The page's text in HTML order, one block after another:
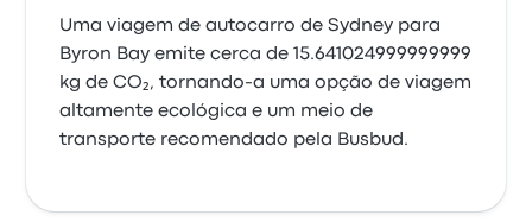
Uma viagem de autocarro de Sydney para
Byron Bay emite cerca de 15.641024999999999
kg de CO₂, tornando-a uma opção de viagem
altamente ecológica e um meio de
transporte recomendado pela Busbud.